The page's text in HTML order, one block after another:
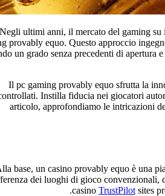
Negli ultimi anni, il mercato del gaming su
provably equo. Questo approccio
un grado senza precedenti di apertura
Il pc gaming provably equo sfrutta la
Instilla fiducia nei giocatori
articolo, approfondiamo le intricazioni
base, un casino provably equo è una
dei luoghi di gioco convenzionali,
casino TrustPilot sites